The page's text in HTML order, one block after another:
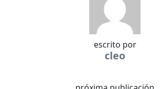
escrito por
cleo